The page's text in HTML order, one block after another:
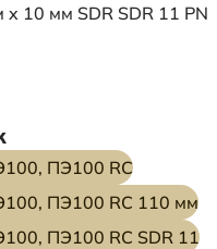
10 мм SDR SDR 11 PN
ПЭ100 RC
ПЭ100 RC 110 мм
ПЭ100 RC SDR 11